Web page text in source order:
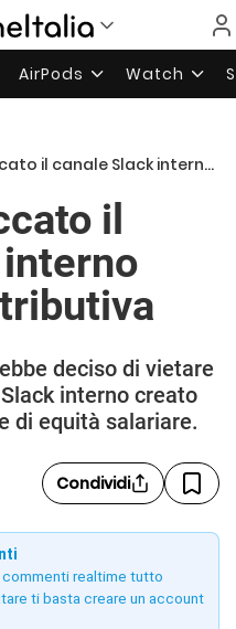
AirPods Watch
Slack interno sull’equità retributiva
il
deciso di vietare
interno creato
di equità salariare.
Condividi
commenti realtime tutto
ti basta creare un account